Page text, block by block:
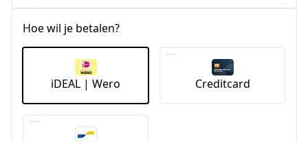
Hoe wil je betalen?
iDEAL | Wero Creditcard